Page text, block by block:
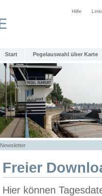
Hilfe
Start Pegelauswahl über Karte
Newsletter
Freier
Hier können